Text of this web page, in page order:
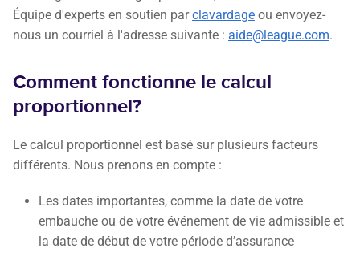
Équipe d'experts en soutien parclavardage ou envoyez-
nous un courriel à l'adresse suivante : aide@league.com.
Comment fonctionne le calcul
proportionnel?
Le calcul proportionnel est basé sur plusieurs facteurs
différents. Nous prenons en compte :
Les dates importantes, comme la date de votre
embauche ou de votre événement de vie admissible et
la date de début de votre période d’assurance